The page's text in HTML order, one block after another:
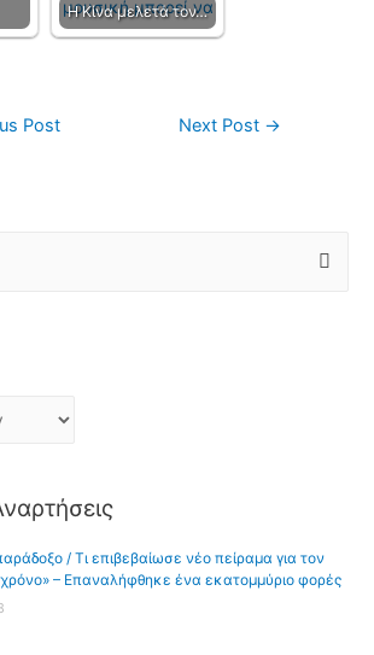
Η Κίνα μελετά τον…
Post Next Post →
/ Τι επιβεβαίωσε νέο πείραμα για τον
χρόνο» – Επαναλήφθηκε ένα εκατομμύριο φορές